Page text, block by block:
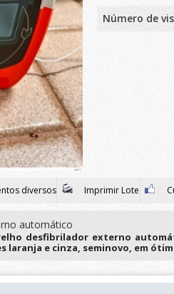
Número de
diversos Imprimir Lote
automático
desfibrilador externo
laranja e cinza, seminovo, em